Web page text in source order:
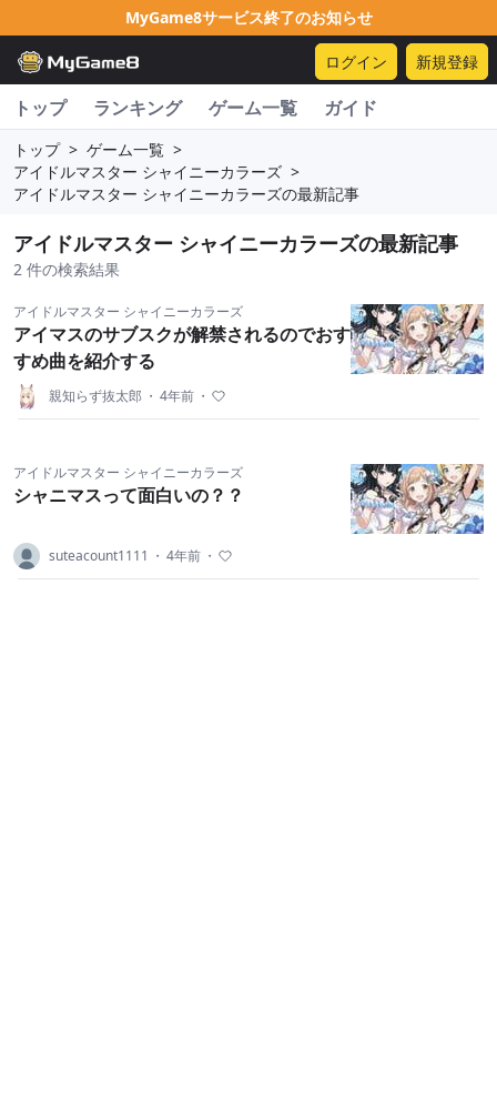
MyGame8サービス終了のお知らせ
ログイン 新規登録
トップ ランキング ゲーム一覧 ガイド
トップ > ゲーム一覧 >
アイドルマスター シャイニーカラーズ >
アイドルマスター シャイニーカラーズの最新記事
アイドルマスター シャイニーカラーズの最新記事
2 件の検索結果
アイドルマスター シャイニーカラーズ
アイマスのサブスクが解禁されるのでおす
すめ曲を紹介する
親知らず抜太郎 ・ 4年前 ・
アイドルマスター シャイニーカラーズ
シャニマスって面白いの？？
suteacount1111 ・ 4年前 ・